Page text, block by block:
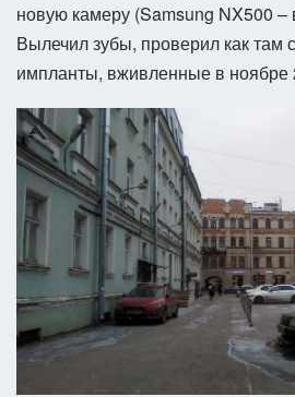
новую камеру (Samsung NX500 –
Вылечил зубы, проверил как там
импланты, вживленные в ноябре